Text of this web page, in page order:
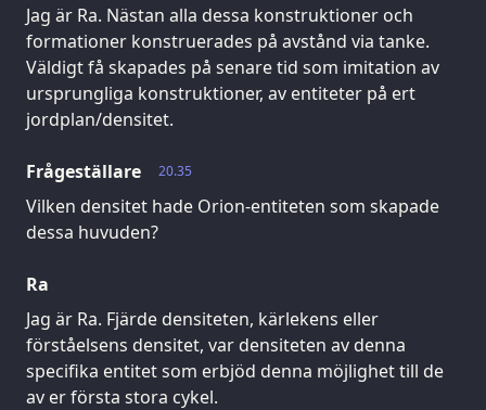
Jag är Ra. Nästan alla dessa konstruktioner och
formationer konstruerades på avstånd via tanke.
Väldigt få skapades på senare tid som imitation av
ursprungliga konstruktioner, av entiteter på ert
jordplan/densitet.
20.35
Frågeställare
Vilken densitet hade Orion-entiteten som skapade
dessa huvuden?
Ra
Jag är Ra. Fjärde densiteten, kärlekens eller
förståelsens densitet, var densiteten av denna
specifika entitet som erbjöd denna möjlighet till de
av er första stora cykel.